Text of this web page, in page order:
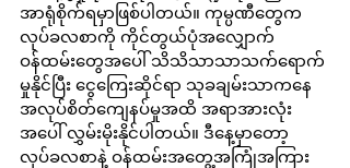
အာရုံစိုက်ရမှာဖြစ်ပါတယ်။ ကုမ္ပဏီတွေက
လုပ်ခလစာကို ကိုင်တွယ်ပုံအလျှောက်
ဝန်ထမ်းတွေအပေါ် သိသိသာသာသက်ရောက်
မှုနိုင်ပြီး ငွေကြေးဆိုင်ရာ သုခချမ်းသာကနေ
အလုပ်စိတ်ကျေနပ်မှုအထိ အရာအားလုံး
အပေါ် လွှမ်းမိုးနိုင်ပါတယ်။ ဒီနေ့မှာတော့
လုပ်ခလစာနဲ့ ဝန်ထမ်းအတွေ့အကြုံအကြား